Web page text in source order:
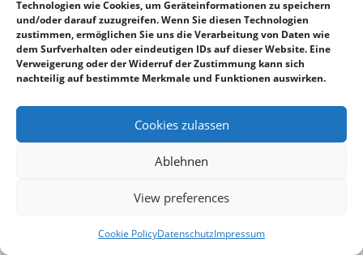
Technologien wie Cookies, um Geräteinformationen zu speichern
und/oder darauf zuzugreifen. Wenn Sie diesen Technologien
zustimmen, ermöglichen Sie uns die Verarbeitung von Daten wie
dem Surfverhalten oder eindeutigen IDs auf dieser Website. Eine
Verweigerung oder der Widerruf der Zustimmung kann sich
nachteilig auf bestimmte Merkmale und Funktionen auswirken.
Cookies zulassen
Ablehnen
View preferences
Cookie PolicyDatenschutzImpressum
Gnadauer Kongress LB MHP Arena Crossroad (Crossis)